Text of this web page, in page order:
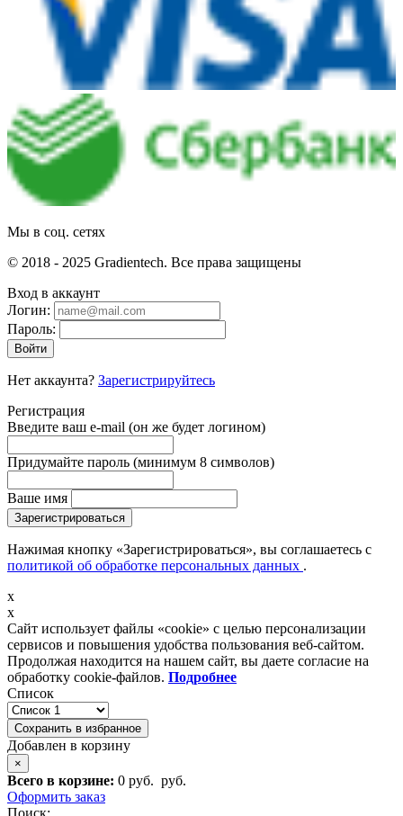
Мы в соц. сетях
© 2018 - 2025 Gradientech. Все права защищены
Вход в аккаунт
Логин:
Пароль:
Войти
Нет аккаунта? Зарегистрируйтесь
Регистрация
Введите ваш e-mail (он же будет логином)
Придумайте пароль (минимум 8 символов)
Ваше имя
Зарегистрироваться
Нажимая кнопку «Зарегистрироваться», вы соглашаетесь с
политикой об обработке персональных данных .
x
x
Сайт использует файлы «cookie» с целью персонализации
сервисов и повышения удобства пользования веб-сайтом.
Продолжая находится на нашем сайт, вы даете согласие на
обработку cookie-файлов. Подробнее
Список
Сохранить в избранное
Добавлен в корзину
×
Всего в корзине: 0 руб. руб.
Оформить заказ
Поиск: